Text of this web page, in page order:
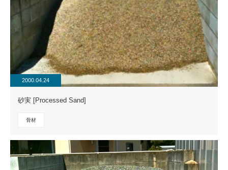
2000.04.24
砂実 [Processed Sand]
骨材